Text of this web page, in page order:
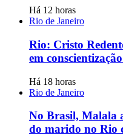
Há 12 horas
Rio de Janeiro
Rio: Cristo
em
Há 18 horas
Rio de Janeiro
No Brasil, Malala
do marido no Rio